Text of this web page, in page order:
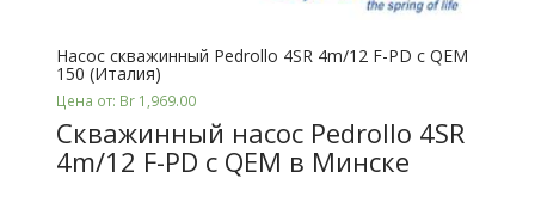
Насос скважинный Pedrollo 4SR 4m/12 F-PD с QEM
150 (Италия)
Цена от: Br 1,969.00
Скважинный насос Pedrollo 4SR
4m/12 F-PD с QEM в Минске